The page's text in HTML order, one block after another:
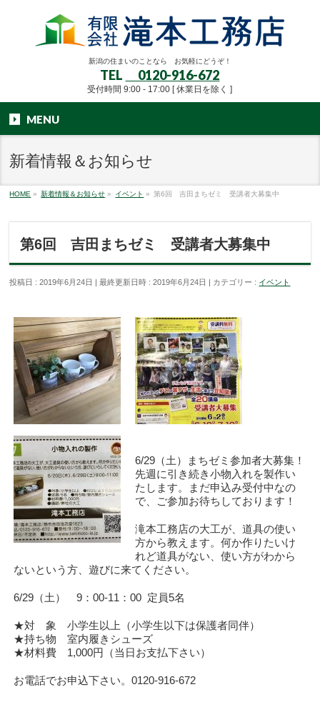
新潟の住まいのことなら お気軽にどうぞ！
TEL 0120-916-672
受付時間 9:00 - 17:00 [ 休業日を除く ]
MENU
新着情報＆お知らせ
HOME » 新着情報＆お知らせ » イベント » 第6回 吉田まちゼミ 受講者大募集中
第6回 吉田まちゼミ 受講者大募集中
投稿日 : 2019年6月24日 最終更新日時 : 2019年6月24日 カテゴリー : イベント
6/29（土）まちゼミ参加者大募集！
先週に引き続き小物入れを製作い
たします。まだ申込み受付中なの
で、ご参加お待ちしております！
滝本工務店の大工が、道具の使い
方から教えます。何か作りたいけ
れど道具がない、使い方がわから
ないという方、遊びに来てください。
6/29（土） 9：00-11：00 定員5名
★対 象 小学生以上（小学生以下は保護者同伴）
★持ち物 室内履きシューズ
★材料費 1,000円（当日お支払下さい）
お電話でお申込下さい。0120-916-672